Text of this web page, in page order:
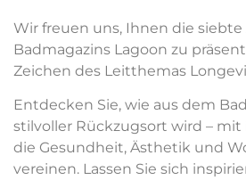
Wir freuen uns, Ihnen die siebte
Badmagazins Lagoon zu
Zeichen des Leitthemas
Entdecken Sie, wie aus dem
stilvoller Rückzugsort wird –
die Gesundheit, Ästhetik und
vereinen. Lassen Sie sich